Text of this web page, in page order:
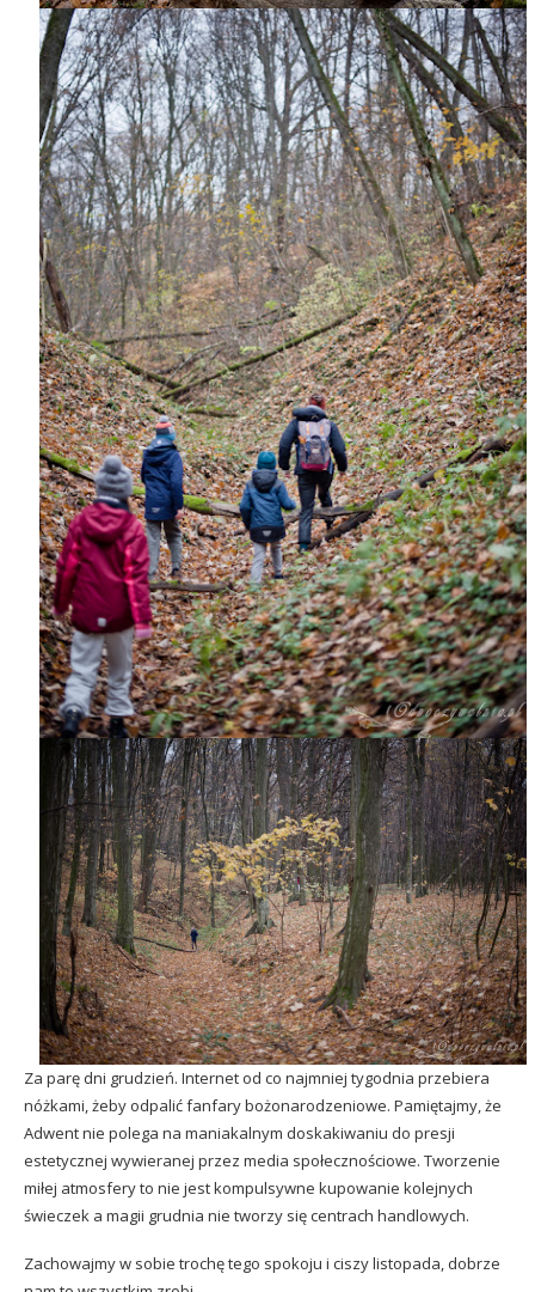
Za parę dni grudzień. Internet od co najmniej tygodnia przebiera
nóżkami, żeby odpalić fanfary bożonarodzeniowe. Pamiętajmy, że
Adwent nie polega na maniakalnym doskakiwaniu do presji
estetycznej wywieranej przez media społecznościowe. Tworzenie
miłej atmosfery to nie jest kompulsywne kupowanie kolejnych
świeczek a magii grudnia nie tworzy się centrach handlowych.
Zachowajmy w sobie trochę tego spokoju i ciszy listopada, dobrze